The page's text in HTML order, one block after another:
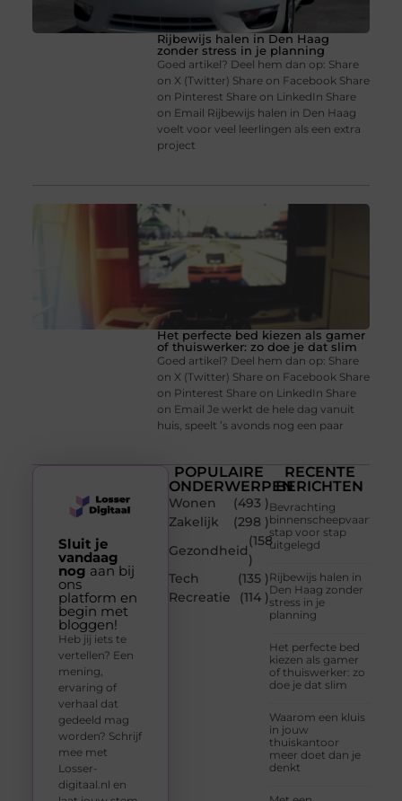
Rijbewijs halen in Den Haag
zonder stress in je planning
Goed artikel? Deel hem dan op: Share
on X (Twitter) Share on Facebook Share
on Pinterest Share on LinkedIn Share
on Email Rijbewijs halen in Den Haag
voelt voor veel leerlingen als een extra
project
Het perfecte bed kiezen als gamer
of thuiswerker: zo doe je dat slim
Goed artikel? Deel hem dan op: Share
on X (Twitter) Share on Facebook Share
on Pinterest Share on LinkedIn Share
on Email Je werkt de hele dag vanuit
huis, speelt ’s avonds nog een paar
POPULAIRE
ONDERWERPEN
Wonen
(493 )
Zakelijk
(298 )
Gezondheid
(158
)
Tech
(135 )
Recreatie
(114 )
RECENTE
BERICHTEN
Bevrachting
binnenscheepvaart
stap voor stap
uitgelegd
Rijbewijs halen in
Den Haag zonder
stress in je
planning
Het perfecte bed
kiezen als gamer
of thuiswerker: zo
doe je dat slim
Waarom een kluis
in jouw
thuiskantoor
meer doet dan je
denkt
Sluit je
vandaag
nog aan bij
ons
platform en
begin met
bloggen!
Heb jij iets te
vertellen? Een
mening,
ervaring of
verhaal dat
gedeeld mag
worden? Schrijf
mee met
Losser-
digitaal.nl en